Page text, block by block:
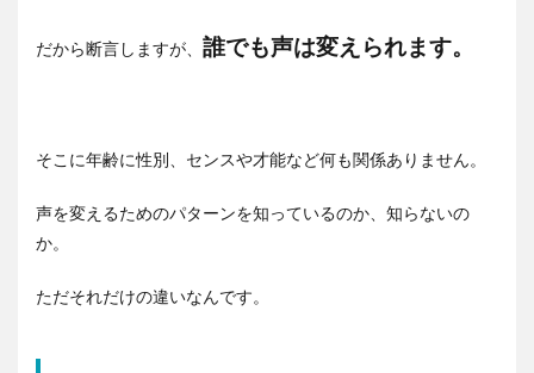
だから断言しますが、 誰でも声は変えられます。
そこに年齢に性別、センスや才能など何も関係ありません。
声を変えるためのパターンを知っているのか、知らないの
か。
ただそれだけの違いなんです。